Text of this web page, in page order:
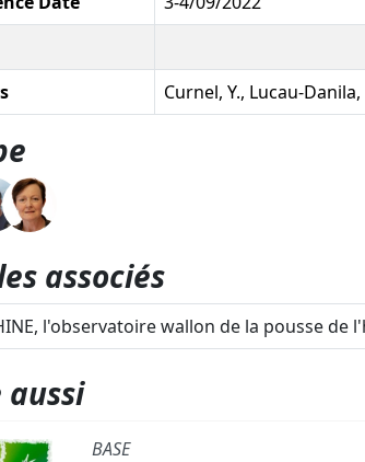
Curnel, Y., Lucau-
associés
l'observatoire wallon de la pousse de
aussi
BASE